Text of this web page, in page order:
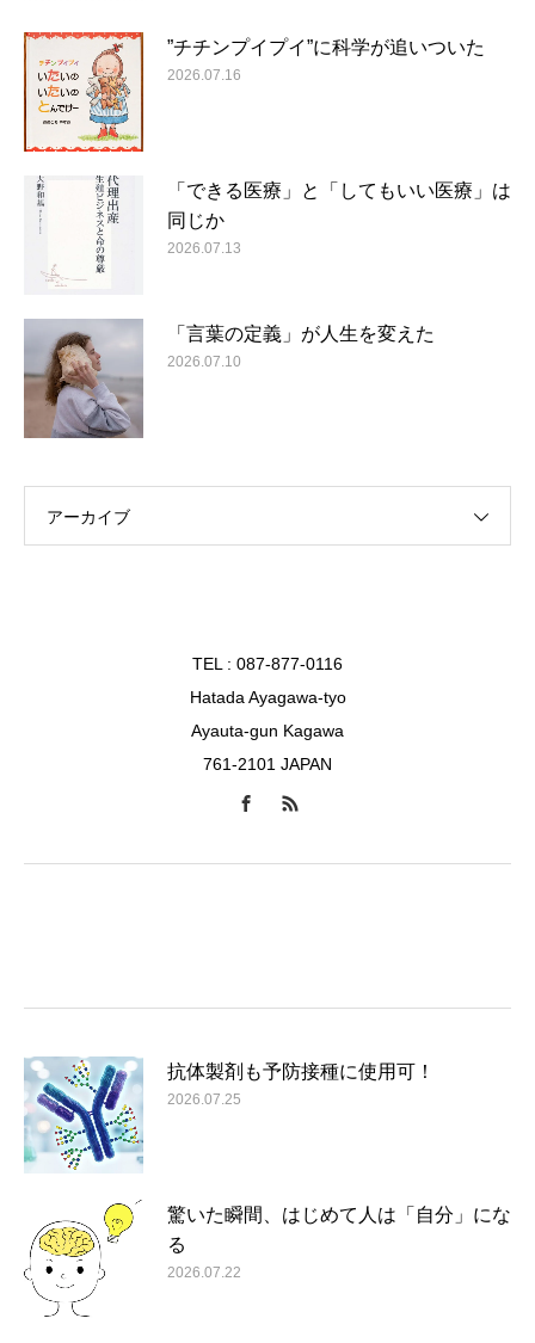
”チチンプイプイ”に科学が追いついた
2026.07.16
「できる医療」と「してもいい医療」は
同じか
2026.07.13
「言葉の定義」が人生を変えた
2026.07.10
アーカイブ
TEL : 087-877-0116
Hatada Ayagawa-tyo
Ayauta-gun Kagawa
761-2101 JAPAN
抗体製剤も予防接種に使用可！
2026.07.25
驚いた瞬間、はじめて人は「自分」にな
る
2026.07.22